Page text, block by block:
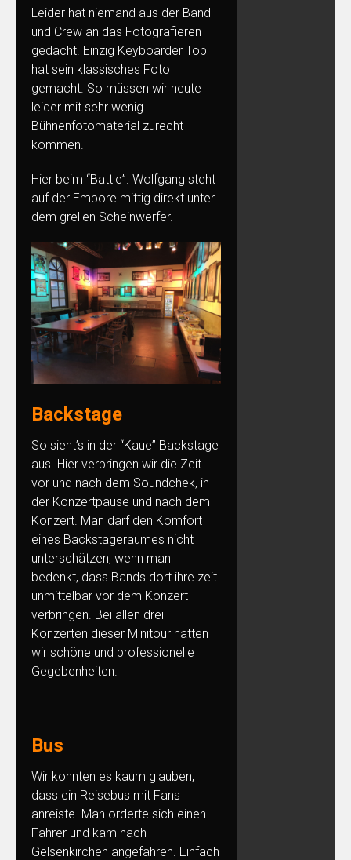
Leider hat niemand aus der Band
und Crew an das Fotografieren
gedacht. Einzig Keyboarder Tobi
hat sein klassisches Foto
gemacht. So müssen wir heute
leider mit sehr wenig
Bühnenfotomaterial zurecht
kommen.
Hier beim “Battle”. Wolfgang steht
auf der Empore mittig direkt unter
dem grellen Scheinwerfer.
Backstage
So sieht’s in der “Kaue” Backstage
aus. Hier verbringen wir die Zeit
vor und nach dem Soundchek, in
der Konzertpause und nach dem
Konzert. Man darf den Komfort
eines Backstageraumes nicht
unterschätzen, wenn man
bedenkt, dass Bands dort ihre zeit
unmittelbar vor dem Konzert
verbringen. Bei allen drei
Konzerten dieser Minitour hatten
wir schöne und professionelle
Gegebenheiten.
Bus
Wir konnten es kaum glauben,
dass ein Reisebus mit Fans
anreiste. Man orderte sich einen
Fahrer und kam nach
Gelsenkirchen angefahren. Einfach